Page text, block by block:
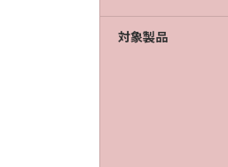
Should
対象製品